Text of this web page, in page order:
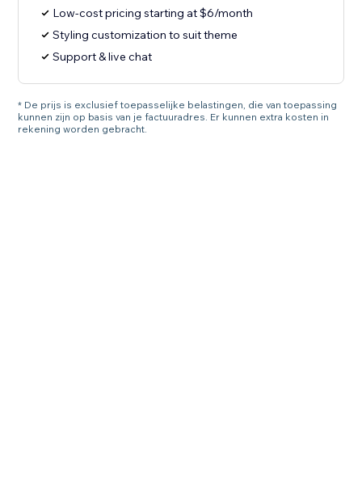
Low-cost pricing starting at $6/month
Styling customization to suit theme
Support & live chat
* De prijs is exclusief toepasselijke belastingen, die van toepassing
kunnen zijn op basis van je factuuradres. Er kunnen extra kosten in
rekening worden gebracht.